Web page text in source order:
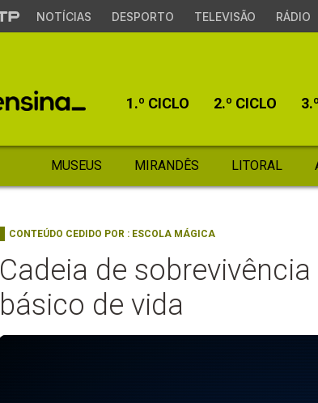
NOTÍCIAS DESPORTO TELEVISÃO RÁDIO
1.º CICLO 2.º CICLO
MUSEUS MIRANDÊS LITORAL
CONTEÚDO CEDIDO POR : ESCOLA MÁGICA
Cadeia de
básico de vida